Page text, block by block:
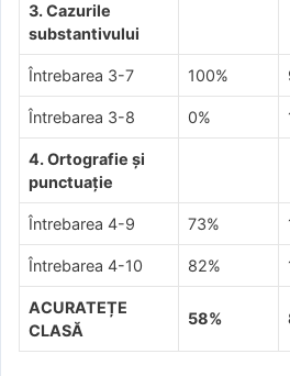
3. Cazurile
substantivului
Întrebarea 3-7 100%
Întrebarea 3-8 0%
4. Ortografie și
punctuație
Întrebarea 4-9 73%
Întrebarea 4-10 82%
ACURATEȚE
CLASĂ
58%